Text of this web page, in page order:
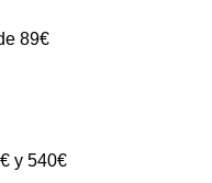
89€
y 540€